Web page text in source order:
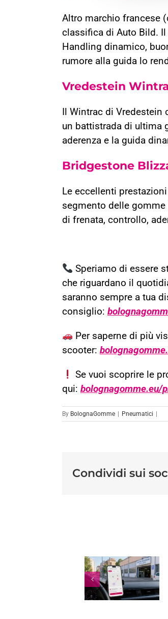
Altro marchio francese
classifica di Auto Bild.
Handling dinamico,
rumore alla guida lo
Vredestein
Il Wintrac di
un battistrada di ultima
aderenza e la guida
Bridgestone
Le eccellenti
segmento delle
di frenata, controllo,
Speriamo di essere
che riguardano il
saranno sempre a tua
consiglio:
Per saperne di più
scooter:
Se vuoi scoprire le
qui: bolognagomme.eu/
By BolognaGomme Pneumatici
Condividi sui
PATENTE
SCADUTA:
COSTI,
TEMPI E